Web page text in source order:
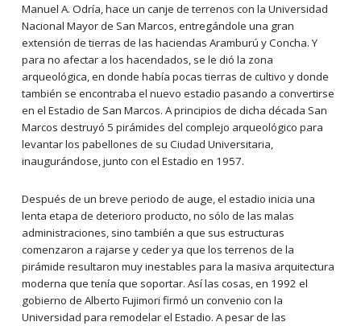
Manuel A. Odría, hace un canje de terrenos con la Universidad
Nacional Mayor de San Marcos, entregándole una gran
extensión de tierras de las haciendas Aramburú y Concha. Y
para no afectar a los hacendados, se le dió la zona
arqueológica, en donde había pocas tierras de cultivo y donde
también se encontraba el nuevo estadio pasando a convertirse
en el Estadio de San Marcos. A principios de dicha década San
Marcos destruyó 5 pirámides del complejo arqueológico para
levantar los pabellones de su Ciudad Universitaria,
inaugurándose, junto con el Estadio en 1957.
Después de un breve periodo de auge, el estadio inicia una
lenta etapa de deterioro producto, no sólo de las malas
administraciones, sino también a que sus estructuras
comenzaron a rajarse y ceder ya que los terrenos de la
pirámide resultaron muy inestables para la masiva arquitectura
moderna que tenía que soportar. Así las cosas, en 1992 el
gobierno de Alberto Fujimori firmó un convenio con la
Universidad para remodelar el Estadio. A pesar de las